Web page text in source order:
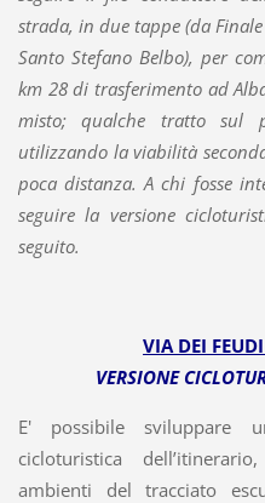
strada, in due tappe (da
Santo Stefano Belbo), per
km 28 di trasferimento ad
misto;qualche tratto sul
utilizzando la viabilità
poca distanza. A chi fosse
seguire la versione
seguito.
VIA DEI
VERSIONE
E' possibile sviluppare
cicloturistica
ambienti del tracciato